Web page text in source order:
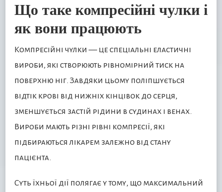
Що таке компресійні чулки і
як вони працюють
Компресійні чулки — це спеціальні еластичні
вироби, які створюють рівномірний тиск на
поверхню ніг. Завдяки цьому поліпшується
відтік крові від нижніх кінцівок до серця,
зменшується застій рідини в судинах і венах.
Вироби мають різні рівні компресії, які
підбираються лікарем залежно від стану
пацієнта.
Суть їхньої дії полягає у тому, що максимальний